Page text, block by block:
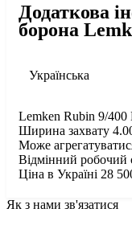
Додаткова
борона
Українська
Lemken Rubin 9/
Ширина захвату
Може
Відмінний робочий
Ціна в Україні 28
Як з нами зв'язатися